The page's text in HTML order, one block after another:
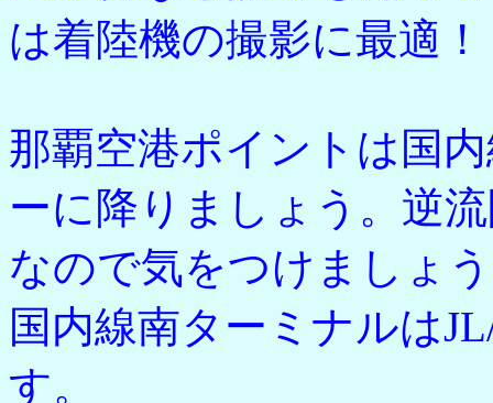
は着陸機の撮影に最適！
那覇空港ポイントは国
ーに降りましょう。逆
なので気をつけましょ
国内線南ターミナルは
す。